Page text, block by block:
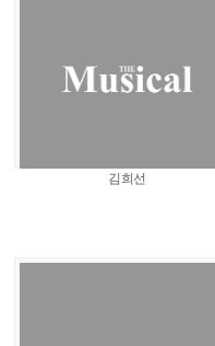
김희선